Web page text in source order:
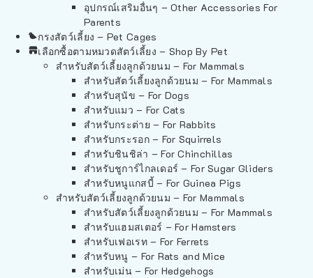
อุปกรณ์เสริมอื่นๆ – Other Accessories For
Parents
กรงสัตว์เลี้ยง – Pet Cages
เลือกซื้อตามหมวดสัตว์เลี้ยง – Shop By Pet
สำหรับสัตว์เลี้ยงลูกด้วยนม – For Mammals
สำหรับสัตว์เลี้ยงลูกด้วยนม – For Mammals
สำหรับสุนัข – For Dogs
สำหรับแมว – For Cats
สำหรับกระต่าย – For Rabbits
สำหรับกระรอก – For Squirrels
สำหรับชินชิล่า – For Chinchillas
สำหรับชูการ์ไกลเดอร์ – For Sugar Gliders
สำหรับหนูแกสบี้ – For Guinea Pigs
สำหรับสัตว์เลี้ยงลูกด้วยนม – For Mammals
สำหรับสัตว์เลี้ยงลูกด้วยนม – For Mammals
สำหรับแฮมสเตอร์ – For Hamsters
สำหรับเฟอเรท – For Ferrets
สำหรับหนู – For Rats and Mice
สำหรับเม่น – For Hedgehogs